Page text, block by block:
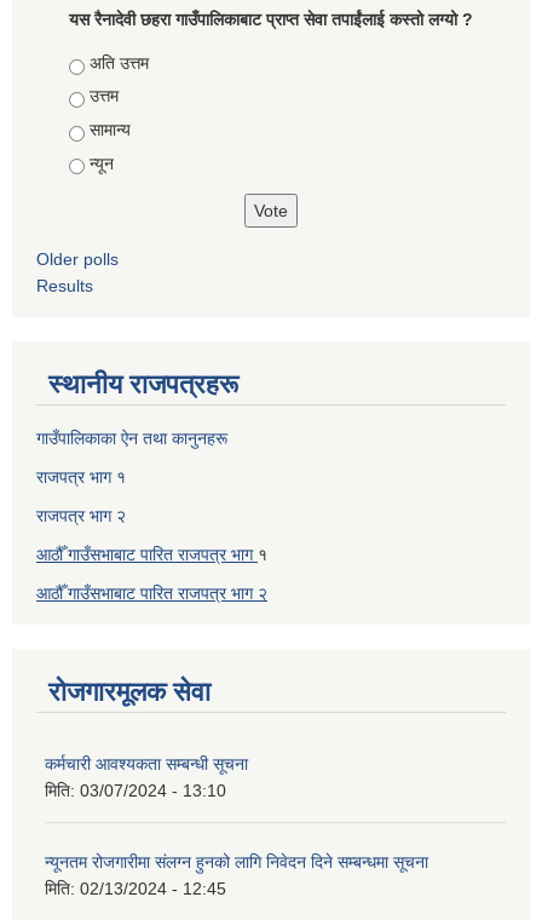
यस रैनादेवी छहरा गाउँपालिकाबाट प्राप्त सेवा तपाईंलाई कस्तो लग्यो ?
Choices
अति उत्तम
उत्तम
सामान्य
न्यून
Older polls
Results
स्थानीय राजपत्रहरू
गाउँपालिकाका ऐन तथा कानुनहरू
राजपत्र भाग १
राजपत्र भाग २
आठौँ गाउँसभाबाट पारित राजपत्र भाग १
आठौँ गाउँसभाबाट पारित राजपत्र भाग २
रोजगारमूलक सेवा
कर्मचारी आवश्यकता सम्बन्धी सूचना
मिति: 03/07/2024 - 13:10
न्यूनतम रोजगारीमा संलग्न हुनको लागि निवेदन दिने सम्बन्धमा सूचना
मिति: 02/13/2024 - 12:45